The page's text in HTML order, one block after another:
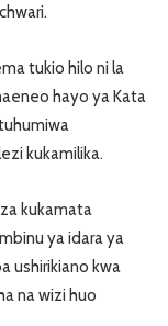
tukio hilo ni la
hayo ya Kata
kukamilika.
kukamata
ya idara ya
ushirikiano kwa
na wizi huo